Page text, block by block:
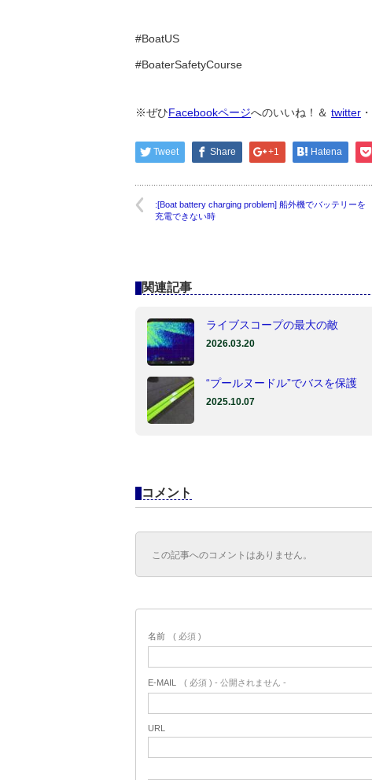
#BoatUS
#BoaterSafetyCourse
※ぜひFacebookページへのいいね！＆ twitter ・
Tweet Share +1 Hatena
:[Boat battery charging problem] 船外機でバッテリーを
充電できない時
関連記事
ライブスコープの最大の敵
2026.03.20
“プールヌードル”でバスを保護
2025.10.07
コメント
この記事へのコメントはありません。
名前 ( 必須 )
E-MAIL ( 必須 ) - 公開されません -
URL